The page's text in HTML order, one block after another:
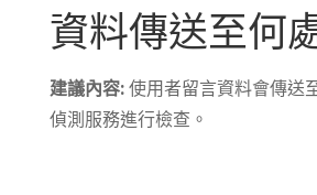
資料傳送至何
建議內容:使用者留言資料會傳送
偵測服務進行檢查。